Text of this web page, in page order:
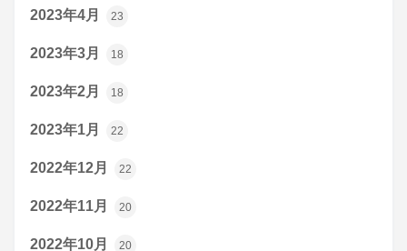
2023年4月 23
2023年3月 18
2023年2月 18
2023年1月 22
2022年12月 22
2022年11月 20
2022年10月 20